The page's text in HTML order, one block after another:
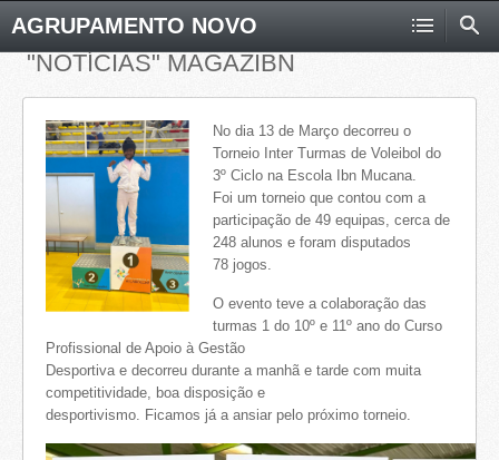
AGRUPAMENTO NOVO
"NOTÍCIAS" MAGAZIBN
No dia 13 de Março decorreu o
Torneio Inter Turmas de Voleibol do
3º Ciclo na Escola Ibn Mucana.
Foi um torneio que contou com a
participação de 49 equipas, cerca de
248 alunos e foram disputados
78 jogos.
O evento teve a colaboração das
turmas 1 do 10º e 11º ano do Curso
Profissional de Apoio à Gestão
Desportiva e decorreu durante a manhã e tarde com muita
competitividade, boa disposição e
desportivismo. Ficamos já a ansiar pelo próximo torneio.